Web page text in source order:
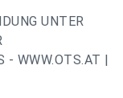
UNTER
- WWW.OTS.AT |